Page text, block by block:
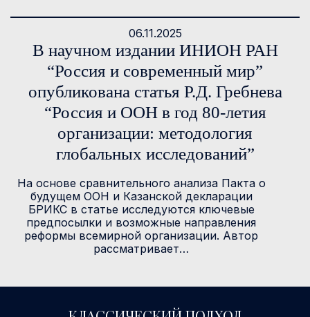
06.11.2025
В научном издании ИНИОН РАН
“Россия и современный мир”
опубликована статья Р.Д. Гребнева
“Россия и ООН в год 80-летия
организации: методология
глобальных исследований”
На основе сравнительного анализа Пакта о
будущем ООН и Казанской декларации
БРИКС в статье исследуются ключевые
предпосылки и возможные направления
реформы всемирной организации. Автор
рассматривает…